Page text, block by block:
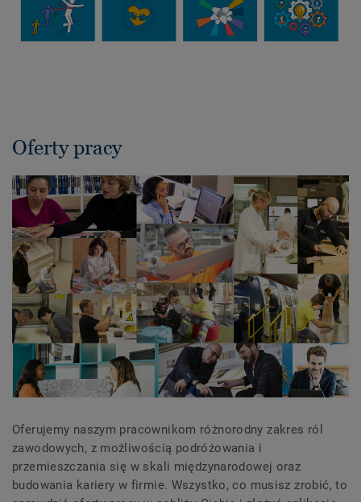
Oferty pracy
Oferujemy naszym pracownikom różnorodny zakres ról
zawodowych, z możliwością podróżowania i
przemieszczania się w skali międzynarodowej oraz
budowania kariery w firmie. Wszystko, co musisz zrobić, to